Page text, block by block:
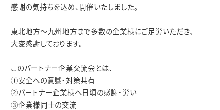
感謝の気持ちを込め、開催いたしました。
東北地方～九州地方まで多数の企業様にご足労いただき、
大変感謝しております。
このパートナー企業交流会とは、
①安全への意識・対策共有
②パートナー企業様へ日頃の感謝・労い
③企業様同士の交流